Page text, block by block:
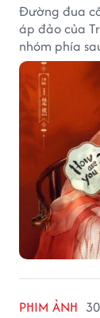
Đường đua
áp đảo của
nhóm phía
PHIM ẢNH